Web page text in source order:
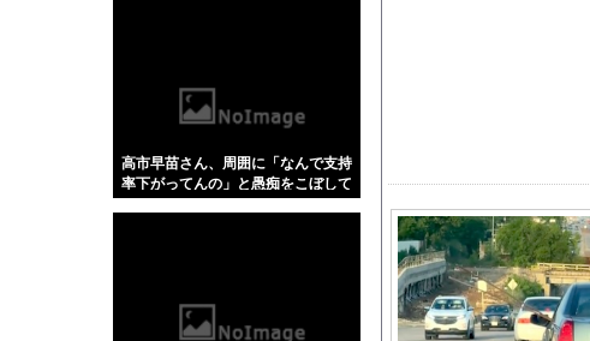
高市早苗さん、周囲に「なんで支持
率下がってんの」と愚痴をこぼして
【悲報】「蕎麦」とかいう自
【4/4】嫁が浮気をしている
【悲報】 大ヒット同人エ□
【倉庫型陳列】熊本地震で
世界初の超伝導量子熱機関…
海外「全部日本の真似だった
轢かれた自転車以外まとも
伊藤百花の仕事バンバン取